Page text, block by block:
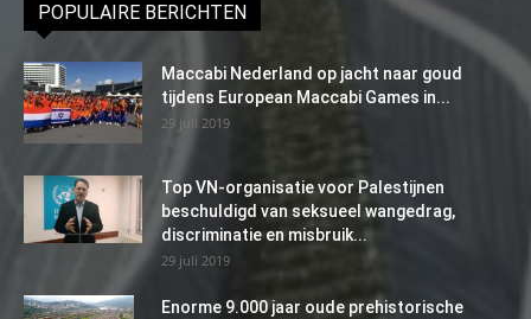
POPULAIRE BERICHTEN
Maccabi Nederland op jacht naar goud
tijdens European Maccabi Games in...
29 juli 2019
Top VN-organisatie voor Palestijnen
beschuldigd van seksueel wangedrag,
discriminatie en misbruik...
29 juli 2019
Enorme 9.000 jaar oude prehistorische